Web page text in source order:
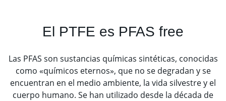
El PTFE es PFAS free
Las PFAS son sustancias químicas sintéticas, conocidas
como «químicos eternos», que no se degradan y se
encuentran en el medio ambiente, la vida silvestre y el
cuerpo humano. Se han utilizado desde la década de